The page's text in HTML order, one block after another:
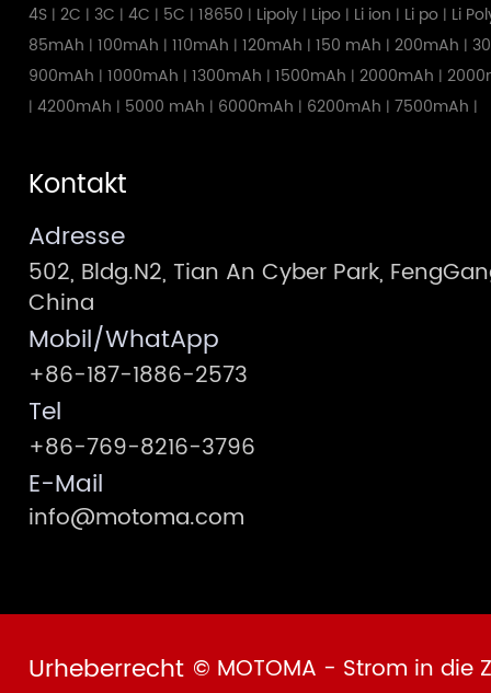
4S |2C | 3C |4C | 5C |18650 | Lipoly | Lipo | Li ion | Li po | Li
85mAh |100mAh |110mAh |120mAh |150 mAh |200mAh |
900mAh |1000mAh |1300mAh |1500mAh |2000mAh |
|4200mAh | 5000 mAh | 6000mAh | 6200mAh | 7500mAh |
Kontakt
Adresse
502, Bldg.N2, Tian An Cyber Park,
China
Mobil/WhatApp
+86-187-1886-2573
Tel
+86-769-8216-3796
E-Mail
info@motoma.com
Urheberrecht © MOTOMA - Strom in die